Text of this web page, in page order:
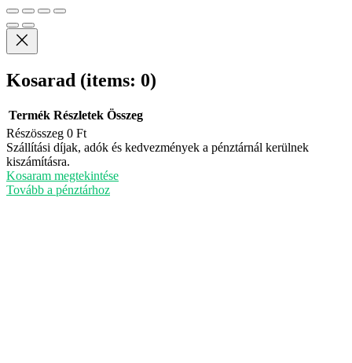
Kosarad (items: 0)
Termékek
a
kosárban
Termék Részletek Összeg
Részösszeg 0 Ft
Szállítási díjak, adók és kedvezmények a pénztárnál kerülnek
kiszámításra.
Kosaram megtekintése
Tovább a pénztárhoz